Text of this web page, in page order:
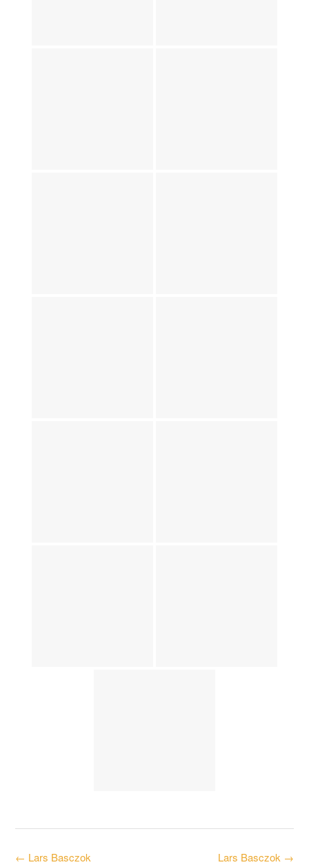
Post Lars Basczok →
← Lars Basczok